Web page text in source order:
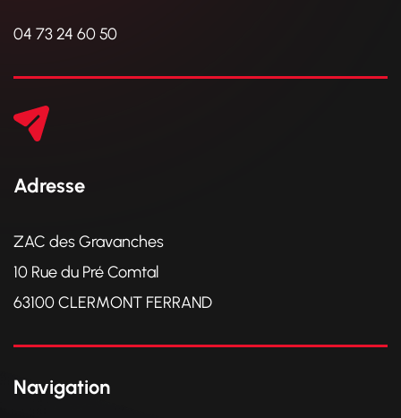
04 73 24 60 50
Adresse
ZAC des Gravanches
10 Rue du Pré Comtal
63100 CLERMONT FERRAND
Navigation